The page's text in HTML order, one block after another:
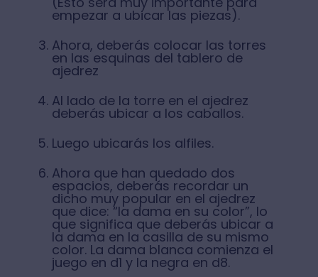
empezar a ubicar las piezas).
Ahora, deberás colocar las torres
en las esquinas del tablero de
ajedrez
Al lado de la torre en el ajedrez
deberás ubicar a los caballos.
Luego ubicarás los alfiles.
Ahora que han quedado dos
espacios, deberás recordar un
dicho muy popular en el ajedrez
que dice: “la dama en su color”, lo
que significa que deberás ubicar a
la dama en la casilla de su mismo
color. La dama blanca comienza el
juego en d1 y la negra en d8.